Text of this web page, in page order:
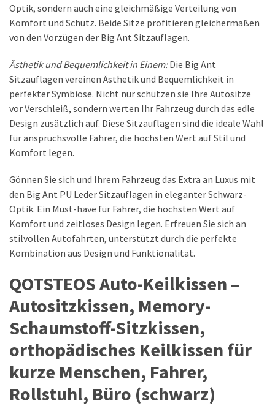
Optik, sondern auch eine gleichmäßige Verteilung von
Komfort und Schutz. Beide Sitze profitieren gleichermaßen
von den Vorzügen der Big Ant Sitzauflagen.
Ästhetik und Bequemlichkeit in Einem:Die Big Ant
Sitzauflagen vereinen Ästhetik und Bequemlichkeit in
perfekter Symbiose. Nicht nur schützen sie Ihre Autositze
vor Verschleiß, sondern werten Ihr Fahrzeug durch das edle
Design zusätzlich auf. Diese Sitzauflagen sind die ideale Wahl
für anspruchsvolle Fahrer, die höchsten Wert auf Stil und
Komfort legen.
Gönnen Sie sich und Ihrem Fahrzeug das Extra an Luxus mit
den Big Ant PU Leder Sitzauflagen in eleganter Schwarz-
Optik. Ein Must-have für Fahrer, die höchsten Wert auf
Komfort und zeitloses Design legen. Erfreuen Sie sich an
stilvollen Autofahrten, unterstützt durch die perfekte
Kombination aus Design und Funktionalität.
QOTSTEOS Auto-Keilkissen –
Autositzkissen, Memory-
Schaumstoff-Sitzkissen,
orthopädisches Keilkissen für
kurze Menschen, Fahrer,
Rollstuhl, Büro (schwarz)